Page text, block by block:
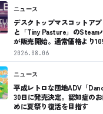
ニュース
デスクトップマスコットアプ
と「Tiny Pasture」のSteam
が販売開始。通常価格より
2026.08.06
ニュース
平成レトロな団地ADV「
30日に発売決定。認知症の
めに夏祭り復活を目指す